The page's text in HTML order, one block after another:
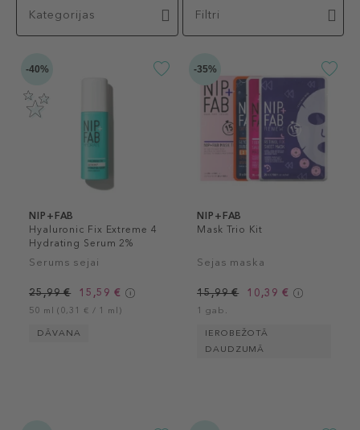
Kategorijas Filtri
-40%
NIP+FAB
Hyaluronic Fix Extreme 4
Hydrating Serum 2%
Serums sejai
25,99 € 15,59 €
50 ml (0,31 € / 1 ml)
DĀVANA
-35%
NIP+FAB
Mask Trio Kit
Sejas maska
15,99 € 10,39 €
1 gab.
IEROBEŽOTĀ
DAUDZUMĀ